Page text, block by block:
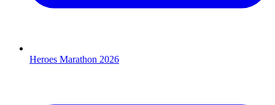
Heroes Marathon 2026